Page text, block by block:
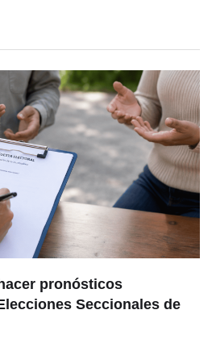
pronósticos
Seccionales de